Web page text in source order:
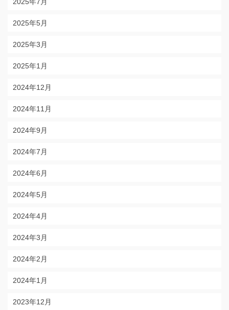
2025年5月
2025年3月
2025年1月
2024年12月
2024年11月
2024年9月
2024年7月
2024年6月
2024年5月
2024年4月
2024年3月
2024年2月
2024年1月
2023年12月